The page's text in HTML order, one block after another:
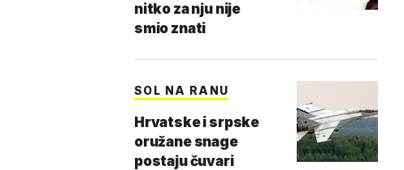
nitko za nju nije
smio znati
SOL NA RANU
Hrvatske i srpske
oružane snage
postaju čuvari